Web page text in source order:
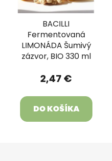
BACILLI
Fermentovaná
LIMONÁDA Šumivý
zázvor, BIO 330 ml
2,47 €
DO KOŠÍKA